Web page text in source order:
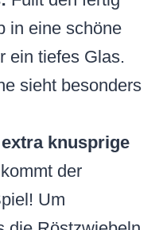
in eine schöne
ein tiefes Glas.
sieht besonders
knusprige
der
Um